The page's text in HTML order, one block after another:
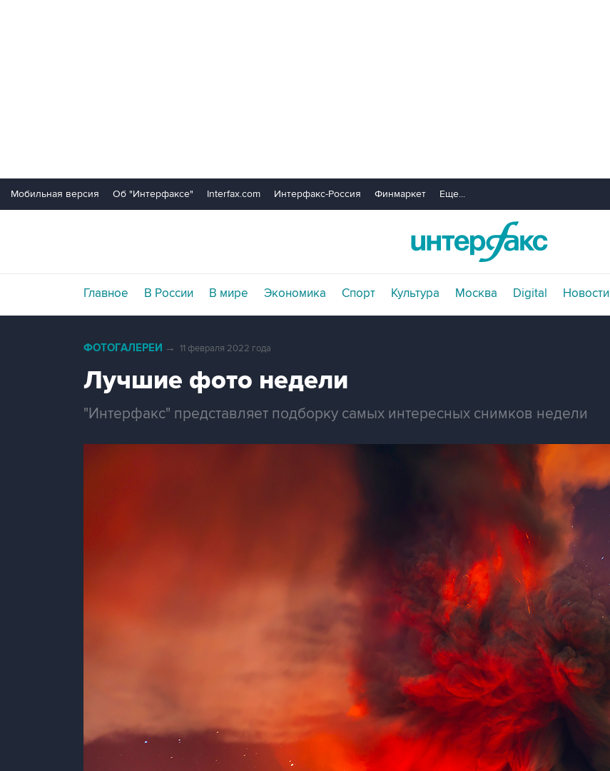
Мобильная версия Об "Интерфаксе" Interfax.com Интерфакс-Россия Финмаркет Еще...
Главное В России В мире Экономика Спорт Культура Москва Digital Новости
ФОТОГАЛЕРЕИ → 11 февраля 2022 года
Лучшие фото недели
"Интерфакс" представляет подборку самых интересных снимков недели